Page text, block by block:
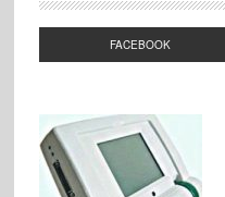
FACEBOOK